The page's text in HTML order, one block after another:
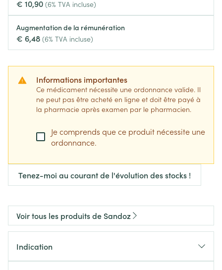
€ 10,90 (6% TVA incluse)
Augmentation de la rémunération
€ 6,48 (6% TVA incluse)
Informations importantes
Ce médicament nécessite une ordonnance valide. Il
ne peut pas être acheté en ligne et doit être payé à
la pharmacie après examen par le pharmacien.
Je comprends que ce produit nécessite une
ordonnance.
Tenez-moi au courant de l'évolution des stocks !
Voir tous les produits de Sandoz
Indication